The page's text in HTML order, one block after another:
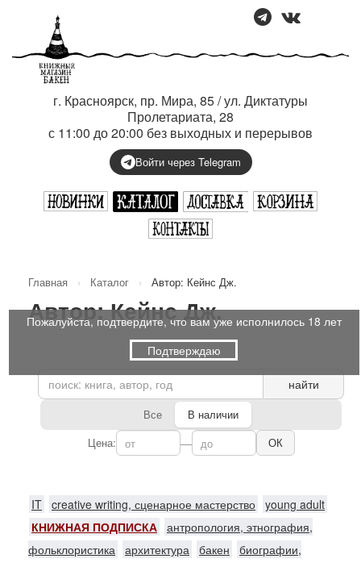
г. Красноярск, пр. Мира, 85 / ул. Диктатуры
Пролетариата, 28
с 11:00 до 20:00 без выходных и перерывов
Войти через Telegram
Главная › Каталог › Автор: Кейнс Дж.
Автор: Кейнс Дж.
найти
Все
В наличии
Цена:
— ОК
IT creative writing, сценарное мастерство young adult
КНИЖНАЯ ПОДПИСКА антропология, этнография,
фольклористика архитектура бакен
биографии,
Пожалуйста, подтвердите, что вам уже исполнилось 18 лет
Подтверждаю